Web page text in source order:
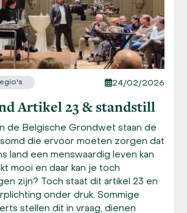
24/02/2026
Artikel 23 & standstill
de Belgische Grondwet staan de
die ervoor moeten zorgen dat
land een menswaardig leven kan
mooi en daar kan je toch
zijn? Toch staat dit artikel 23 en
onder druk. Sommige
stellen dit in vraag, dienen